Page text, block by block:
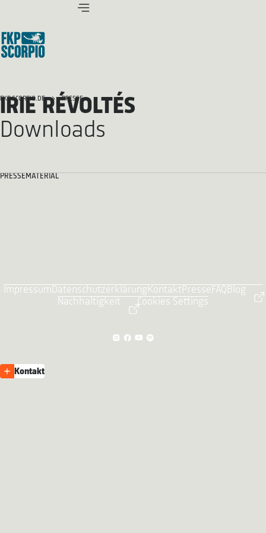
FKP SCORPIO.DE PRESSE
IRIE RÉVOLTÉS
Downloads
PRESSEMATERIAL
ImpressumDatenschutzerklärungKontaktPresse FAQBlog
Nachhaltigkeit
Cookies Settings
Kontakt